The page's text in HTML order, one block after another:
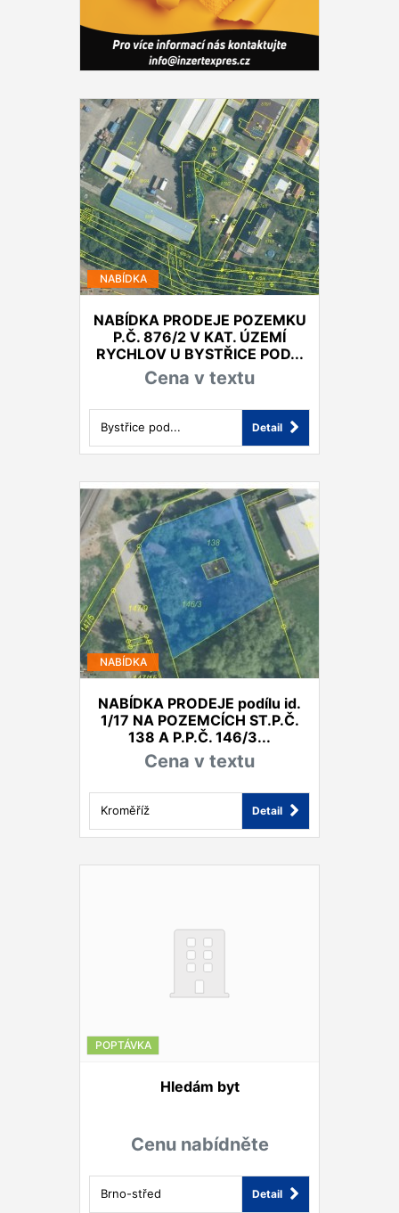
NABÍDKA
NABÍDKA PRODEJE POZEMKU
P.Č. 876/2 V KAT. ÚZEMÍ
RYCHLOV U BYSTŘICE POD...
Cena v textu
Bystřice pod... Detail
NABÍDKA
NABÍDKA PRODEJE podílu id.
1/17 NA POZEMCÍCH ST.P.Č.
138 A P.P.Č. 146/3...
Cena v textu
Kroměříž Detail
POPTÁVKA
Hledám byt
Cenu nabídněte
Brno-střed Detail